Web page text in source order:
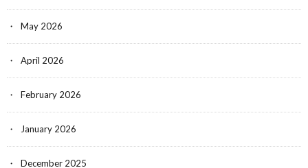
May 2026
April 2026
February 2026
January 2026
December 2025